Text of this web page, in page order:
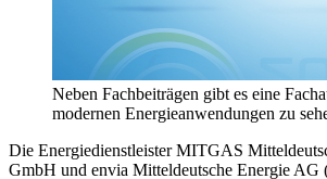
Neben Fachbeiträgen gibt es eine
modernen Energieanwendungen zu
Die Energiedienstleister MITGAS
GmbH und envia Mitteldeutsche Energie AG